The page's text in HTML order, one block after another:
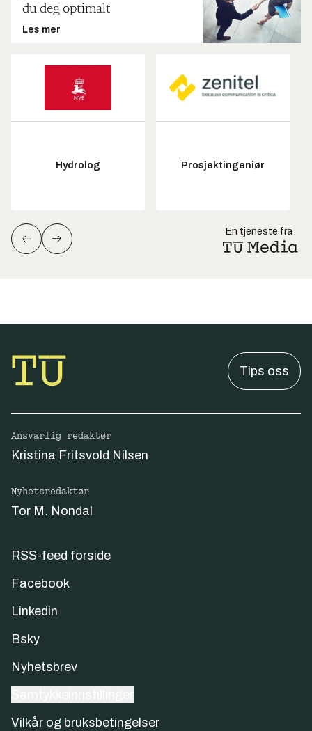
du deg optimalt
Les mer
Hydrolog Prosjektingeniør
En tjeneste fra
Tips oss
Ansvarlig redaktør
Kristina Fritsvold Nilsen
Nyhetsredaktør
Tor M. Nondal
RSS-feed forside
Facebook
Linkedin
Bsky
Nyhetsbrev
Vilkår og bruksbetingelser